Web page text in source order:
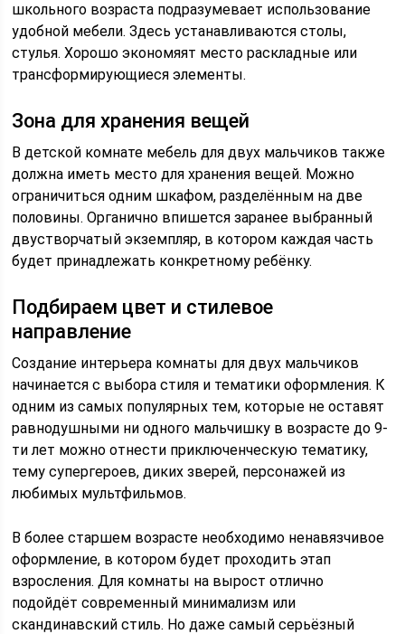
школьного возраста подразумевает использование
удобной мебели. Здесь устанавливаются столы,
стулья. Хорошо экономяят место раскладные или
трансформирующиеся элементы.
Зона для хранения вещей
В детской комнате мебель для двух мальчиков также
должна иметь место для хранения вещей. Можно
ограничиться одним шкафом, разделённым на две
половины. Органично впишется заранее выбранный
двустворчатый экземпляр, в котором каждая часть
будет принадлежать конкретному ребёнку.
Подбираем цвет и стилевое
направление
Создание интерьера комнаты для двух мальчиков
начинается с выбора стиля и тематики оформления. К
одним из самых популярных тем, которые не оставят
равнодушными ни одного мальчишку в возрасте до 9-
ти лет можно отнести приключенческую тематику,
тему супергероев, диких зверей, персонажей из
любимых мультфильмов.
В более старшем возрасте необходимо ненавязчивое
оформление, в котором будет проходить этап
взросления. Для комнаты на вырост отлично
подойдёт современный минимализм или
скандинавский стиль. Но даже самый серьёзный